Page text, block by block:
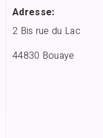
Adresse:
2 Bis rue du Lac
44830 Bouaye